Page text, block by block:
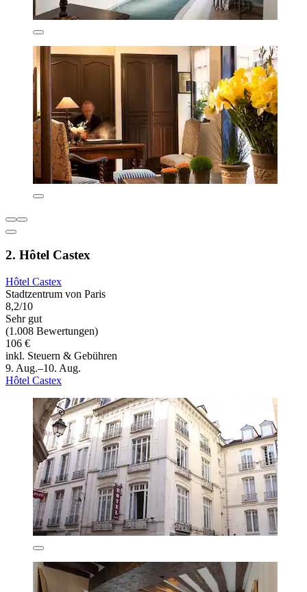
2. Hôtel Castex
Hôtel Castex
Stadtzentrum von Paris
8,2/10
Sehr gut
(1.008 Bewertungen)
106 €
inkl. Steuern & Gebühren
9. Aug.–10. Aug.
Hôtel Castex